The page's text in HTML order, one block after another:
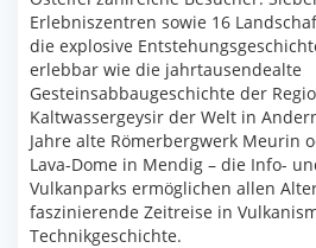
Erlebniszentren sowie 16
die explosive
erlebbar wie die jahrtausendealte
Gesteinsabbaugeschichte der
Kaltwassergeysir der Welt in
Jahre alte Römerbergwerk Meurin
Lava-Dome in Mendig – die Info-
Vulkanparks ermöglichen allen
faszinierende Zeitreise in
Technikgeschichte.